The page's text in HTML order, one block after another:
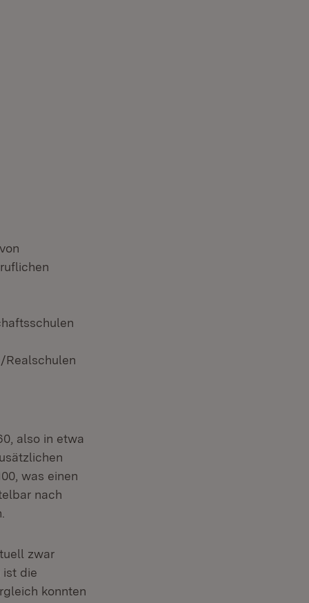
Realschulen
also in etwa
was einen
nach
zwar
ist die
konnten